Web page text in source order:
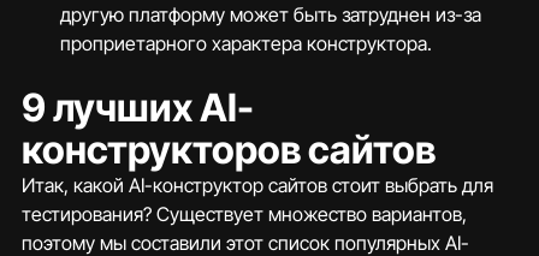
другую платформу может быть затруднен из-за
проприетарного характера конструктора.
9 лучших AI-
конструкторов сайтов
Итак, какой AI-конструктор сайтов стоит выбрать для
тестирования? Существует множество вариантов,
поэтому мы составили этот список популярных AI-